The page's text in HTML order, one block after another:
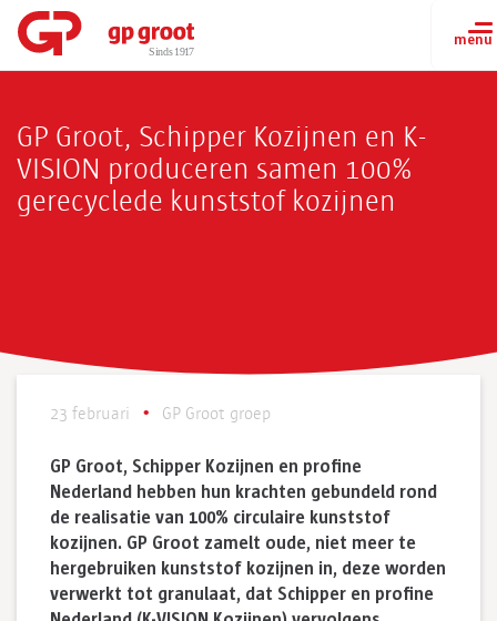
GP Groot, Schipper Kozijnen en K-
VISION produceren samen 100%
gerecyclede kunststof kozijnen
23 februari GP Groot groep
GP Groot, Schipper Kozijnen en profine
Nederland hebben hun krachten gebundeld rond
de realisatie van 100% circulaire kunststof
kozijnen. GP Groot zamelt oude, niet meer te
hergebruiken kunststof kozijnen in, deze worden
verwerkt tot granulaat, dat Schipper en profine